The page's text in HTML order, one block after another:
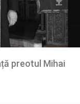
preotul Mihai